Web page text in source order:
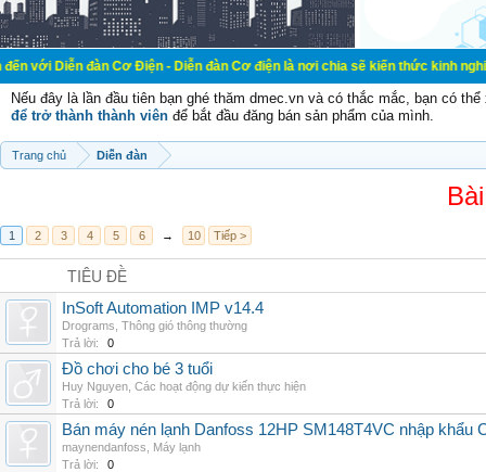
đàn Cơ Điện - Diễn đàn Cơ điện là nơi chia sẽ kiến thức kinh nghiệm
Nếu đây là lần đầu tiên bạn ghé thăm dmec.vn và có thắc mắc, bạn có
để trở thành thành viên để bắt đầu đăng bán sản phẩm của mình.
Trang chủ Diễn đàn
1 2 3 4 5 6 → 10 Tiếp >
TIÊU ĐỀ
InSoft Automation IMP v14.4
Drograms Thông gió thông thường
Trả lời:
0
Đồ chơi cho bé 3 tuổi
Huy Nguyen Các hoạt động dự kiến thực hiện
Trả lời:
0
Bán máy nén lạnh Danfoss 12HP SM148T4VC nhập khẩu
maynendanfoss
Máy lạnh
Trả lời:
0